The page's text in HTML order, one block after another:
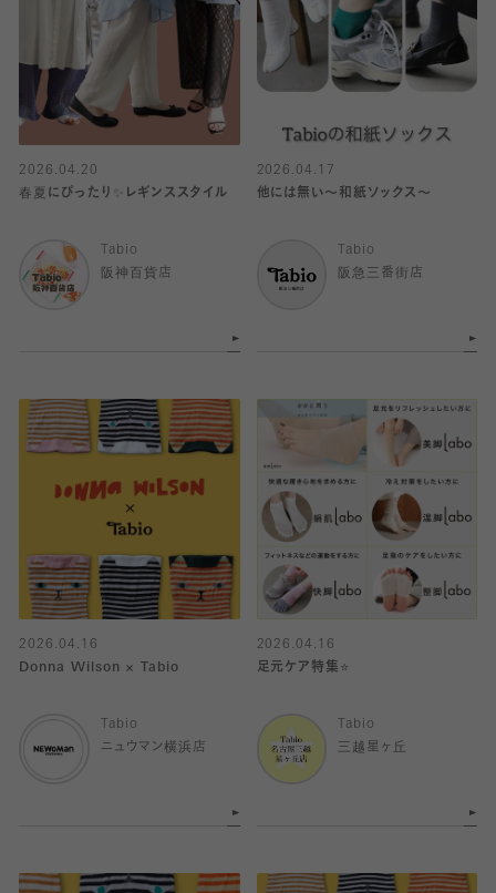
2026.04.20
春夏にぴったり✨レギンススタイル
Tabio
阪神百貨店
2026.04.17
他には無い〜和紙ソックス〜
Tabio
阪急三番街店
2026.04.16
Donna Wilson × Tabio
Tabio
ニュウマン横浜店
2026.04.16
足元ケア特集⭐️
Tabio
三越星ヶ丘